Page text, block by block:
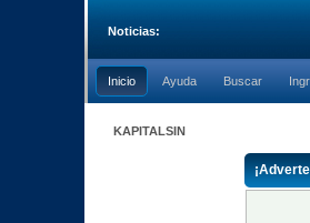
Noticias:
Inicio Ayuda Buscar
KAPITALSIN